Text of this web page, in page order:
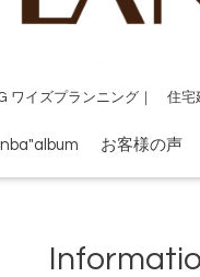
ワイズプランニング｜ 住
お客様の声